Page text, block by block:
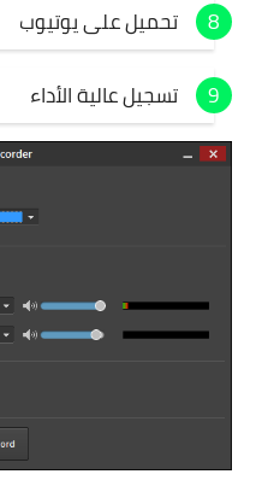
تحميل على يوتيوب
تسجيل عالية الأداء